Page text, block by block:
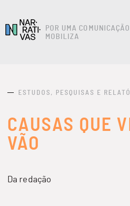
POR UMA
MOBILIZA
ESTUDOS, PESQUISAS E
CAUSAS QUE
VÃO
Da redação